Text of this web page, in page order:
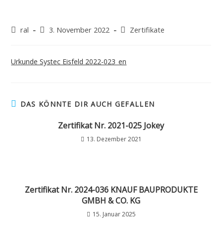
ral 3. November 2022 Zertifikate
Urkunde Systec Eisfeld 2022-023_en
DAS KÖNNTE DIR AUCH GEFALLEN
Zertifikat Nr. 2021-025 Jokey
13. Dezember 2021
Zertifikat Nr. 2024-036 KNAUF BAUPRODUKTE
GMBH & CO. KG
15. Januar 2025